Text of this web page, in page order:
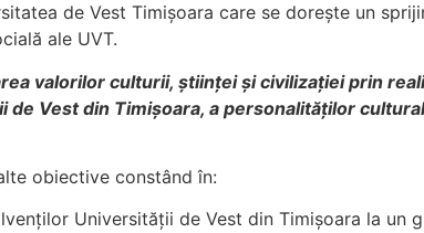
de Vest Timişoara care se doreşte un
ale UVT.
valorilor culturii, ştiinţei şi civilizaţiei prin
Vest din Timişoara, a personalităţilor
obiective constând în:
Universităţii de Vest din Timişoara la un